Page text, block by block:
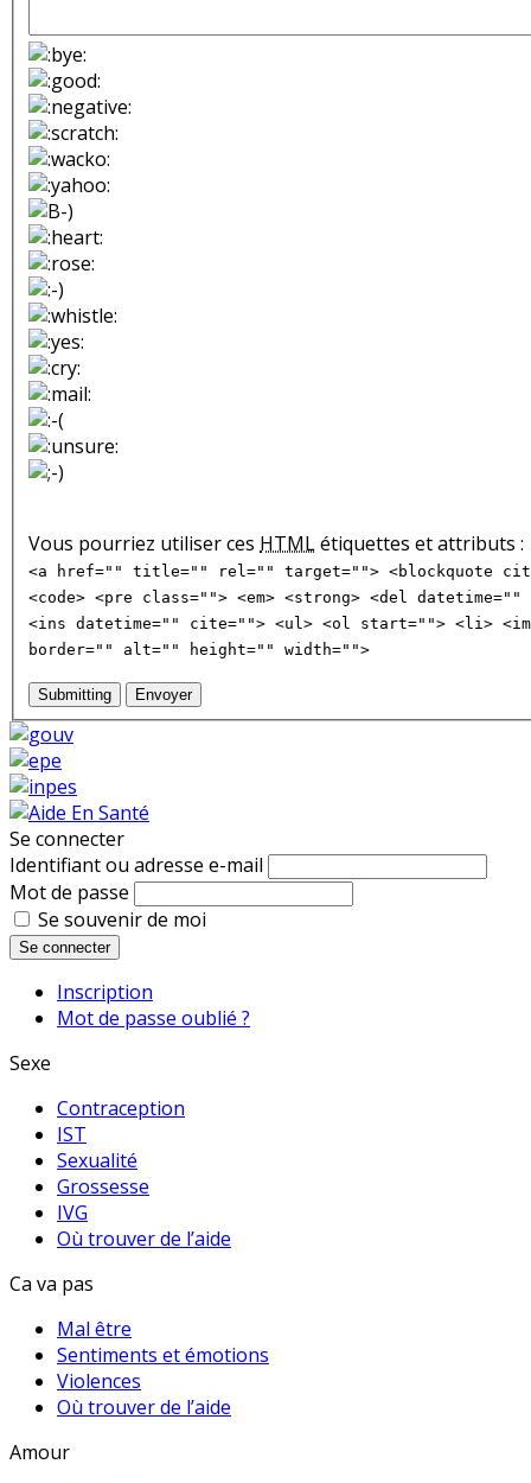
Vous pourriez utiliser ces HTMLétiquettes et attributs :
<a href="" title="" rel="" target=""> <blockquote
<code> <pre class=""> <em> <strong> <del
<ins datetime="" cite=""> <ul> <ol start=""> <li>
border="" alt="" height="" width="">
Submitting Envoyer
Se connecter
Identifiant ou adresse e-mail
Mot de passe
Se souvenir de moi
Se connecter
Inscription
Mot de passe oublié ?
Sexe
Contraception
IST
Sexualité
Grossesse
IVG
Où trouver de l’aide
Ca va pas
Mal être
Sentiments et émotions
Violences
Où trouver de l’aide
Amour